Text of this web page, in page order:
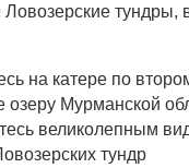
тундры,
на катере по
озеру Мурманской
великолепным
тундр